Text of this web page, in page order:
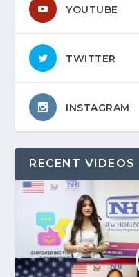
YOUTUBE
TWITTER
INSTAGRAM
RECENT VIDEOS